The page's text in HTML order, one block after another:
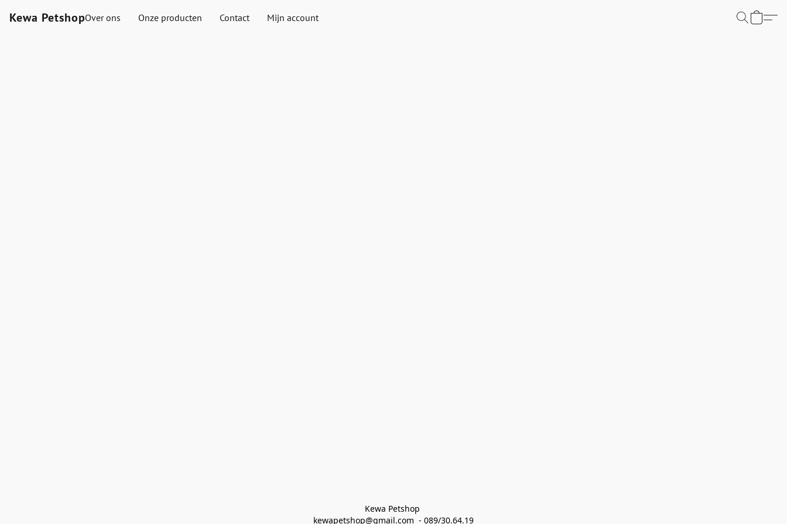
Kewa PetshopOver ons Onze producten Contact Mijn account
Kewa Petshop
kewapetshop@gmail.com  - 089/30.64.19